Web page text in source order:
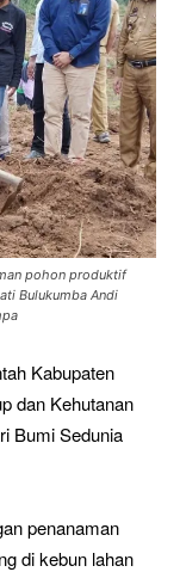
pohon produktif
Bulukumba Andi
Kabupaten
dan Kehutanan
Bumi Sedunia
penanaman
di kebun lahan